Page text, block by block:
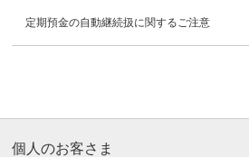
定期預金の自動継続扱に関するご注意
個人のお客さま